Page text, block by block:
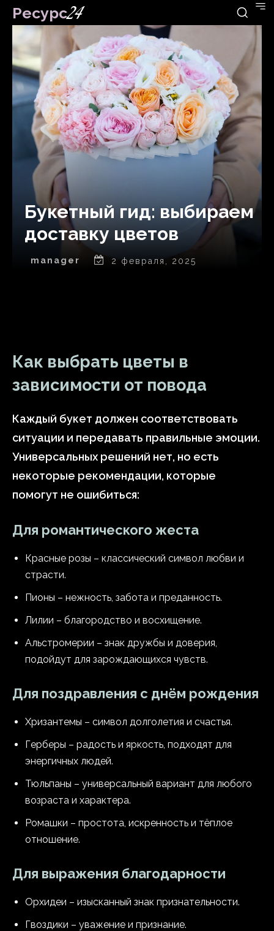
Ресурс24
Букетный гид: выбираем
доставку цветов
manager 2 февраля, 2025
Как выбрать цветы в
зависимости от повода
Каждый букет должен соответствовать
ситуации и передавать правильные эмоции.
Универсальных решений нет, но есть
некоторые рекомендации, которые
помогут не ошибиться:
Для романтического жеста
Красные розы – классический символ любви и
страсти.
Пионы – нежность, забота и преданность.
Лилии – благородство и восхищение.
Альстромерии – знак дружбы и доверия,
подойдут для зарождающихся чувств.
Для поздравления с днём рождения
Хризантемы – символ долголетия и счастья.
Герберы – радость и яркость, подходят для
энергичных людей.
Тюльпаны – универсальный вариант для любого
возраста и характера.
Ромашки – простота, искренность и тёплое
отношение.
Для выражения благодарности
Орхидеи – изысканный знак признательности.
Гвоздики – уважение и признание.